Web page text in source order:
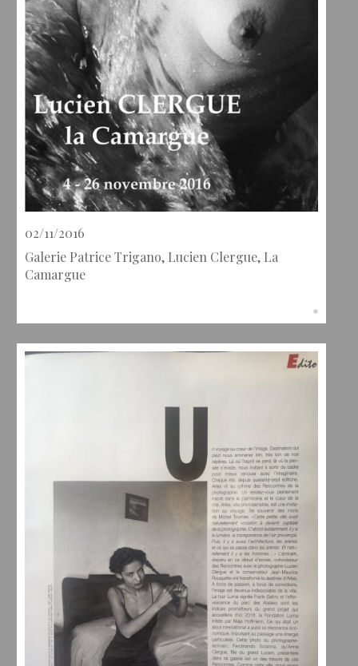
02/11/2016
Galerie Patrice Trigano, Lucien Clergue, La
Camargue